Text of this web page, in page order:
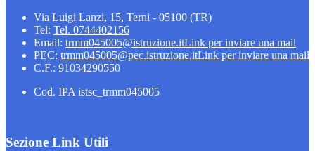
Via Luigi Lanzi, 15, Terni - 05100 (TR)
Tel: Tel. 0744402156
Email: trmm045005@istruzione.itLink per inviare una mail
PEC: trmm045005@pec.istruzione.itLink per inviare una mail
C.F.: 91034290550
Cod. IPA istsc_trmm045005
Sezione Link Utili